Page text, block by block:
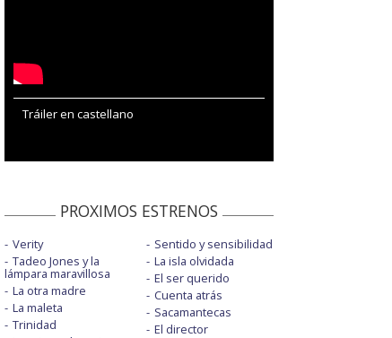
Tráiler en castellano
PROXIMOS ESTRENOS
Verity
Tadeo Jones y la
lámpara maravillosa
La otra madre
La maleta
Trinidad
Sentido y sensibilidad
La isla olvidada
El ser querido
Cuenta atrás
Sacamantecas
El director